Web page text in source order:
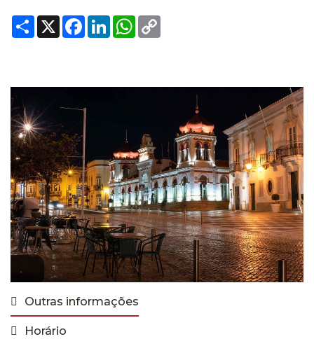
Share
X Facebook
LinkedInWhatsApp
Outras informações
Horário